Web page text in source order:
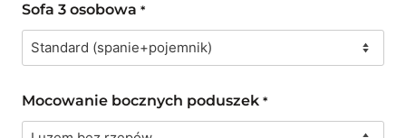
Sofa 3 osobowa *
Mocowanie bocznych poduszek *